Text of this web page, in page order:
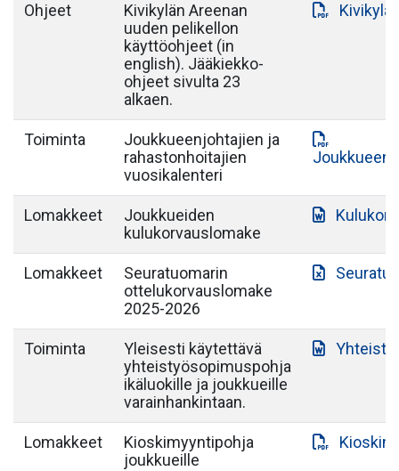
Ohjeet
Kivikylän Areenan
uuden pelikellon
käyttöohjeet (in
english). Jääkiekko-
ohjeet sivulta 23
alkaen.
Toiminta
Joukkueenjohtajien ja
rahastonhoitajien
vuosikalenteri
Lomakkeet
Joukkueiden
kulukorvauslomake
Lomakkeet
Seuratuomarin
ottelukorvauslomake
2025-2026
Toiminta
Yleisesti käytettävä
yhteistyösopimuspohja
ikäluokille ja joukkueille
varainhankintaan.
Lomakkeet
Kioskimyyntipohja
joukkueille